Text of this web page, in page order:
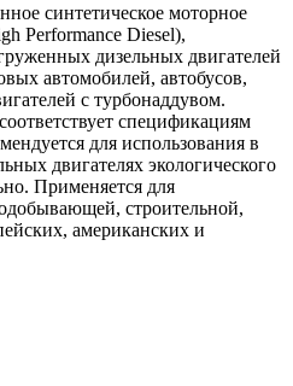
синтетическое моторное
Performance Diesel),
дизельных двигателей
автомобилей, автобусов,
с турбонаддувом.
спецификациям
для использования в
двигателях экологического
Применяется для
строительной,
американских и